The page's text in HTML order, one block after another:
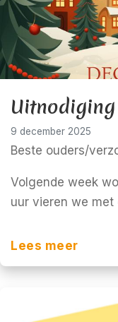
9 december 2025
Beste ouders/
Volgende week
uur vieren we met
Lees meer